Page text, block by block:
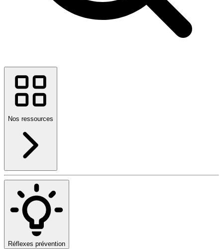
Nos ressources
Réflexes prévention